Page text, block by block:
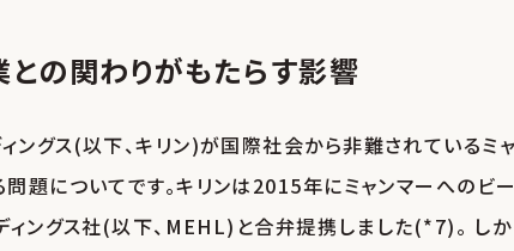
の関わりがもたらす影響
グス(以下、キリン)が国際社会から非難されているミ
についてです。キリンは2015年にミャンマーへのビー
ィングス社(以下、MEHL)と合弁提携しました(*7)。 しか